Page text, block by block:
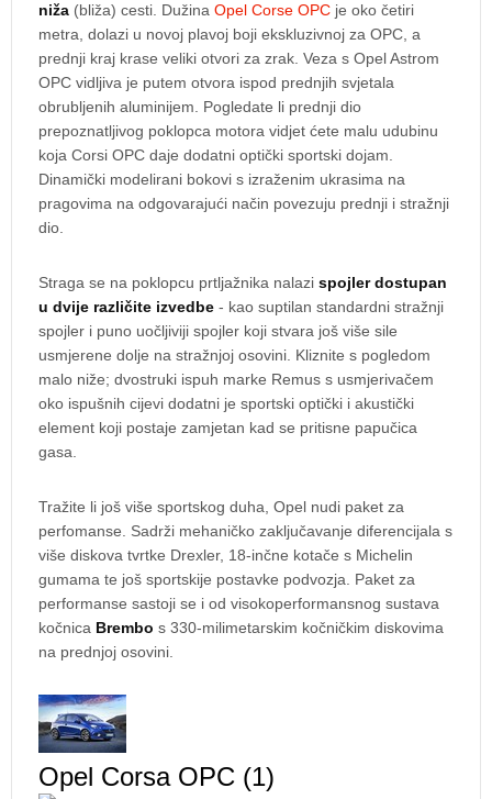
niža (bliža) cesti. Dužina Opel Corse OPC je oko četiri
metra, dolazi u novoj plavoj boji ekskluzivnoj za OPC, a
prednji kraj krase veliki otvori za zrak. Veza s Opel Astrom
OPC vidljiva je putem otvora ispod prednjih svjetala
obrubljenih aluminijem. Pogledate li prednji dio
prepoznatljivog poklopca motora vidjet ćete malu udubinu
koja Corsi OPC daje dodatni optički sportski dojam.
Dinamički modelirani bokovi s izraženim ukrasima na
pragovima na odgovarajući način povezuju prednji i stražnji
dio.
Straga se na poklopcu prtljažnika nalazi spojler dostupan
u dvije različite izvedbe - kao suptilan standardni stražnji
spojler i puno uočljiviji spojler koji stvara još više sile
usmjerene dolje na stražnjoj osovini. Kliznite s pogledom
malo niže; dvostruki ispuh marke Remus s usmjerivačem
oko ispušnih cijevi dodatni je sportski optički i akustički
element koji postaje zamjetan kad se pritisne papučica
gasa.
Tražite li još više sportskog duha, Opel nudi paket za
perfomanse. Sadrži mehaničko zaključavanje diferencijala s
više diskova tvrtke Drexler, 18-inčne kotače s Michelin
gumama te još sportskije postavke podvozja. Paket za
performanse sastoji se i od visokoperformansnog sustava
kočnica Brembo s 330-milimetarskim kočničkim diskovima
na prednjoj osovini.
Opel Corsa OPC (1)